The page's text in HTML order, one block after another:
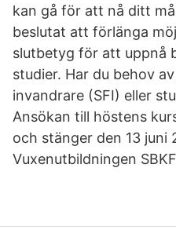
kan gå för att nå ditt
beslutat att förlänga
slutbetyg för att uppnå
studier. Har du behov
invandrare (SFI) eller
Ansökan till höstens
och stänger den 13 juni
Vuxenutbildningen